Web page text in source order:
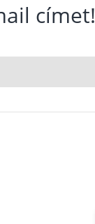
címet!